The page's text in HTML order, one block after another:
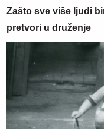
Zašto sve više ljudi
pretvori u druženje